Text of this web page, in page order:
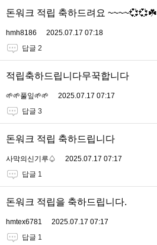
돈워크 적립 축하드려요 ~~~~💞💞☘️
hmh8186
2025.07.17 07:18
답글 2
적립축하드립니다무꾹합니다
🌱🌱풀잎🌱🌱
2025.07.17 07:17
답글 3
돈워크 적립 축하드립니다
사막의신기루♤
2025.07.17 07:17
답글 1
돈워크 적립을 축하드립니다.
hmtex6781
2025.07.17 07:17
답글 1